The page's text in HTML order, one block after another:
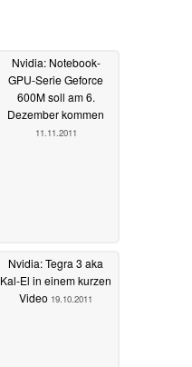
Nvidia: Notebook-
GPU-Serie Geforce
600M soll am 6.
Dezember kommen
11.11.2011
Nvidia: Tegra 3 aka
Kal-El in einem kurzen
Video 19.10.2011